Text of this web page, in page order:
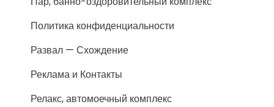
Политика конфиденциальности
Развал — Схождение
Реклама и Контакты
Релакс, автомоечный комплекс